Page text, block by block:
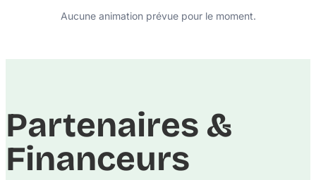
Aucune animation prévue pour le moment.
Partenaires &
Financeurs